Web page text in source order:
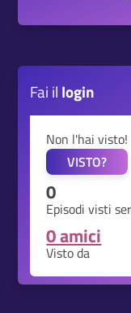
Fai il login
Non l'hai visto!
VISTO?
0
Episodi visti
0 amici
Visto da